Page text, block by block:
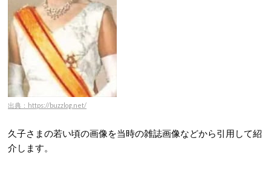
出典：https://buzzlog.net/
久子さまの若い頃の画像を当時の雑誌画像などから引用して紹
介します。